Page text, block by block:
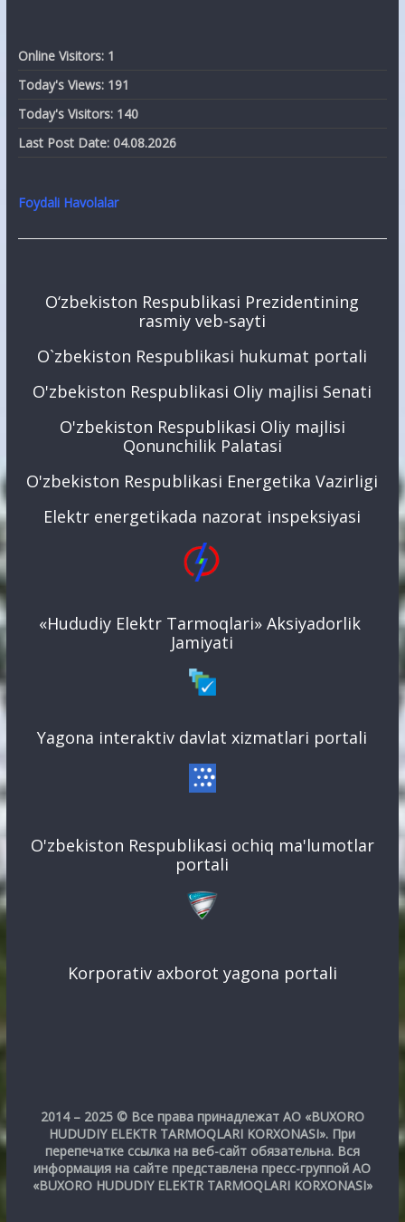
Online Visitors: 1
Today's Views: 191
Today's Visitors: 140
Last Post Date: 04.08.2026
Foydali Havolalar
O‘zbekiston Respublikasi Prezidentining
rasmiy veb-sayti
O`zbekiston Respublikasi hukumat portali
O'zbekiston Respublikasi Oliy majlisi Senati
O'zbekiston Respublikasi Oliy majlisi
Qonunchilik Palatasi
O'zbekiston Respublikasi Energetika Vazirligi
Elektr energetikada nazorat inspeksiyasi
«Hududiy Elektr Tarmoqlari» Aksiyadorlik
Jamiyati
Yagona interaktiv davlat xizmatlari portali
O'zbekiston Respublikasi ochiq ma'lumotlar
portali
Korporativ axborot yagona portali
2014 – 2025 © Все права принадлежат АО «BUXORO
HUDUDIY ELEKTR TARMOQLARI KORXONASI». При
перепечатке ссылка на веб-сайт обязательна. Вся
информация на сайте представлена пресс-группой АО
«BUXORO HUDUDIY ELEKTR TARMOQLARI KORXONASI»